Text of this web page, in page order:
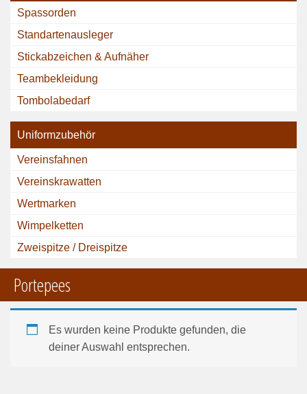
Spassorden
Standartenausleger
Stickabzeichen & Aufnäher
Teambekleidung
Tombolabedarf
Uniformzubehör
Vereinsfahnen
Vereinskrawatten
Wertmarken
Wimpelketten
Zweispitze / Dreispitze
Portepees
Es wurden keine Produkte gefunden, die
deiner Auswahl entsprechen.